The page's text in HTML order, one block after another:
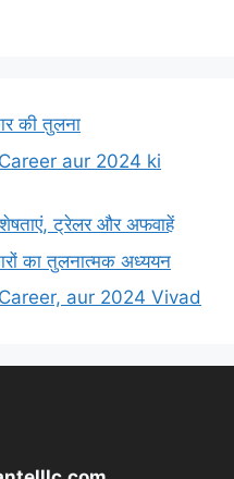
की तुलना
aur 2024 ki
ट्रेलर और अफवाहें
का तुलनात्मक अध्ययन
aur 2024 Vivad